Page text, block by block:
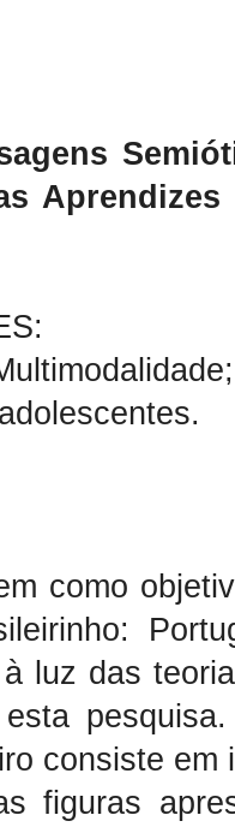
como
luz das
consiste
figuras